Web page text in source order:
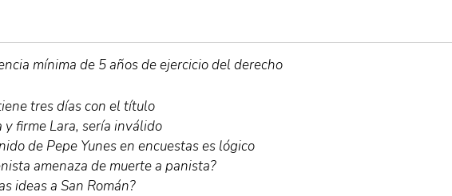
mínima de 5 años de ejercicio del derecho
tres días con el título
y firme Lara, sería inválido
de Pepe Yunes en encuestas es lógico
amenaza de muerte a panista?
ideas a San Román?